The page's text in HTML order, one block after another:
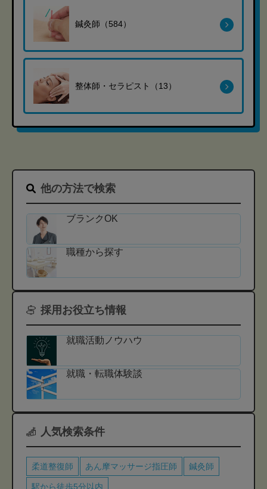
鍼灸師（584）
整体師・セラピスト（13）
他の方法で検索
ブランクOK
職種から探す
採用お役立ち情報
就職活動ノウハウ
就職・転職体験談
人気検索条件
柔道整復師 あん摩マッサージ指圧師 鍼灸師
駅から徒歩5分以内